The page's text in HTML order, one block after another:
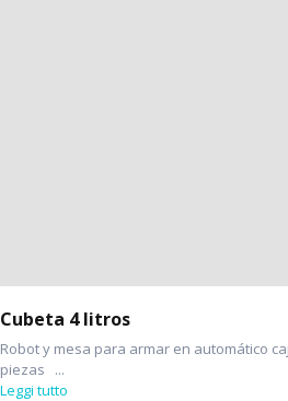
Cubeta 4 litros
Robot y mesa para armar en automático
piezas ...
Leggi tutto